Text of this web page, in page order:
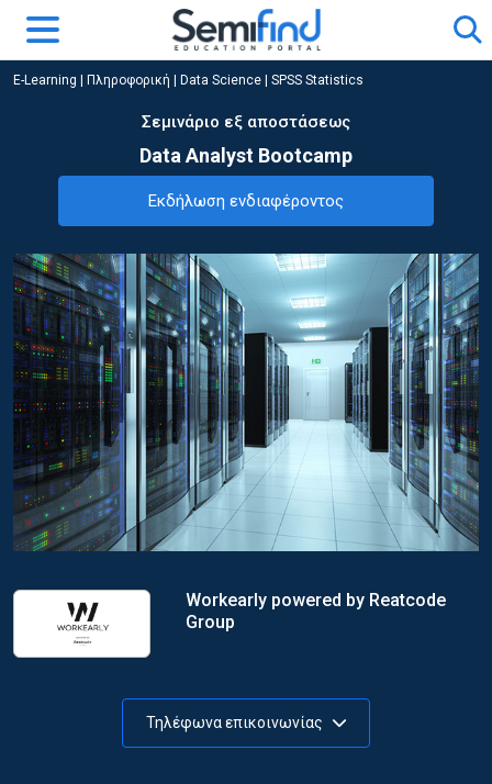
E-Learning Πληροφορική Data Science | SPSS Statistics
Σεμινάριο εξ αποστάσεως
Data Analyst Bootcamp
Εκδήλωση ενδιαφέροντος
Workearly powered by Reatcode
Group
Τηλέφωνα επικοινωνίας